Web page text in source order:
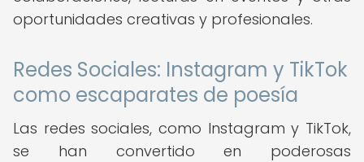
oportunidades creativas y profesionales.
Redes Sociales: Instagram y TikTok
como escaparates de poesía
Las redes sociales, como Instagram y TikTok,
se han convertido en poderosas